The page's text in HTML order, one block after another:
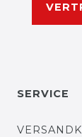
SERVICE